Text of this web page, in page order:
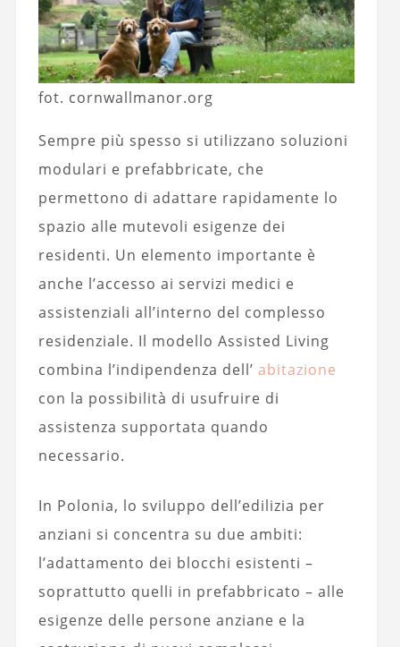
fot. cornwallmanor.org
Sempre più spesso si utilizzano soluzioni
modulari e prefabbricate, che
permettono di adattare rapidamente lo
spazio alle mutevoli esigenze dei
residenti. Un elemento importante è
anche l’accesso ai servizi medici e
assistenziali all’interno del complesso
residenziale. Il modello Assisted Living
combina l’indipendenza dell’ abitazione
con la possibilità di usufruire di
assistenza supportata quando
necessario.
In Polonia, lo sviluppo dell’edilizia per
anziani si concentra su due ambiti:
l’adattamento dei blocchi esistenti –
soprattutto quelli in prefabbricato – alle
esigenze delle persone anziane e la